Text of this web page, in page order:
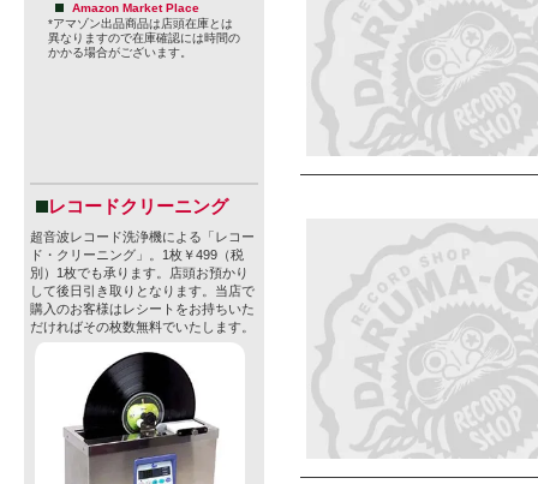
Amazon Market Place
*アマゾン出品商品は店頭在庫とは
異なりますので在庫確認には時間の
かかる場合がございます。
レコードクリーニング
超音波レコード洗浄機による「レコー
ド・クリーニング」。1枚￥499（税
別）1枚でも承ります。店頭お預かり
して後日引き取りとなります。当店で
購入のお客様はレシートをお持ちいた
だければその枚数無料でいたします。